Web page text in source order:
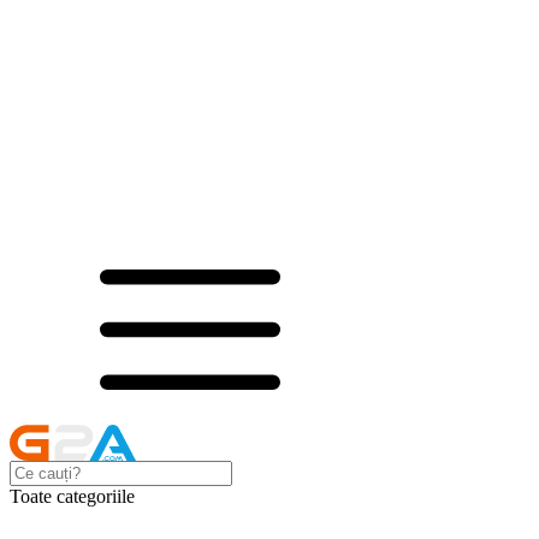
Toate categoriile